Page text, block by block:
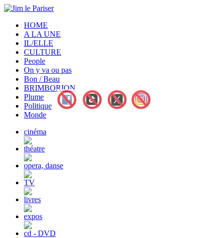
HOME
A LA UNE
IL/ELLE
CULTURE
People
On y va ou pas
Bon / Beau
BRIMBORION
Plume
Politique
Monde
cinéma
théatre
opera, danse
TV
livres
expos
cd - DVD